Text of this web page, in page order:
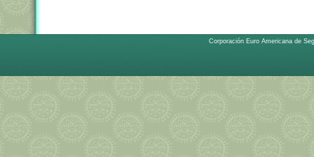
Corporación Euro Americana de